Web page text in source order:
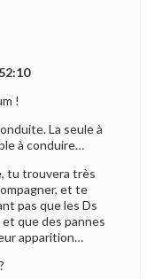
!
La seule à
à conduire…
tu trouvera très
et te
pas que les Ds
que des pannes
apparition…